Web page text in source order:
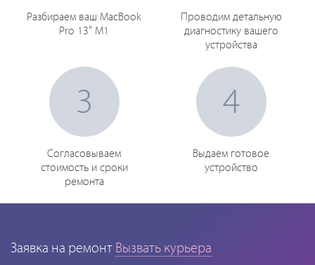
Разбираем ваш MacBook
Pro 13" M1
Проводим детальную
диагностику вашего
устройства
3
Согласовываем
стоимость и сроки
ремонта
4
Выдаем готовое
устройство
Заявка на ремонт Вызвать курьера